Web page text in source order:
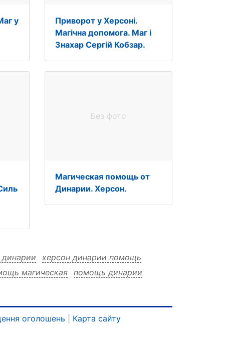
у
Приворот у Херсоні.
Магічна допомога. Маг і
Знахар Сергій Кобзар.
Без фото
Магическая помощь от
Динарии. Херсон.
динарии
херсон динарии помощь
магическая
помощь динарии
помощь динарии магическая
оголошень Карта сайту